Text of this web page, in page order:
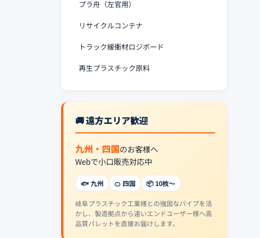
プラ舟（左官用）
リサイクルコンテナ
トラック緩衝材ロジボード
再生プラスチック原料
🚚 遠方エリア歓迎
九州・四国のお客様へ
Webで小口販売対応中
🐟 九州 🍊 四国 📦 10枚〜
岐阜プラスチック工業様との強固なパイプを活
かし、製造拠点から遠いエンドユーザー様へ高
品質パレットを直接お届けします。